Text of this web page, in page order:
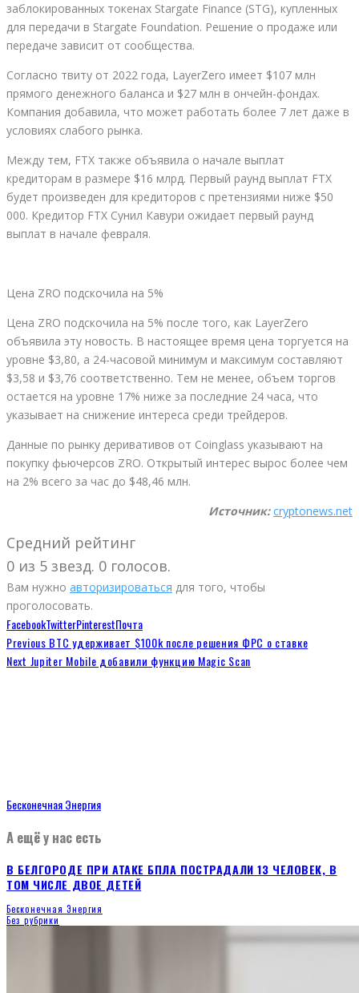
заблокированных токенах Stargate Finance (STG), купленных
для передачи в Stargate Foundation. Решение о продаже или
передаче зависит от сообщества.
Согласно твиту от 2022 года, LayerZero имеет $107 млн ​​
прямого денежного баланса и $27 млн ​​в ончейн-фондах.
Компания добавила, что может работать более 7 лет даже в
условиях слабого рынка.
Между тем, FTX также объявила о начале выплат
кредиторам в размере $16 млрд. Первый раунд выплат FTX
будет произведен для кредиторов с претензиями ниже $50
000. Кредитор FTX Сунил Кавури ожидает первый раунд
выплат в начале февраля.
Цена ZRO подскочила на 5%
Цена ZRO подскочила на 5% после того, как LayerZero
объявила эту новость. В настоящее время цена торгуется на
уровне $3,80, а 24-часовой минимум и максимум составляют
$3,58 и $3,76 соответственно. Тем не менее, объем торгов
остается на уровне 17% ниже за последние 24 часа, что
указывает на снижение интереса среди трейдеров.
Данные по рынку деривативов от Coinglass указывают на
покупку фьючерсов ZRO. Открытый интерес вырос более чем
на 2% всего за час до $48,46 млн.
Источник: cryptonews.net
Средний рейтинг
0 из 5 звезд. 0 голосов.
Вам нужно авторизироваться для того, чтобы
проголосовать.
FacebookTwitterPinterestПочта
Previous BTC удерживает $100k после решения ФРС о ставке
Next Jupiter Mobile добавили функцию Magic Scan
Бесконечная Энергия
А ещё у нас есть
В БЕЛГОРОДЕ ПРИ АТАКЕ БПЛА ПОСТРАДАЛИ 13 ЧЕЛОВЕК, В
ТОМ ЧИСЛЕ ДВОЕ ДЕТЕЙ
Бесконечная Энергия
Без рубрики